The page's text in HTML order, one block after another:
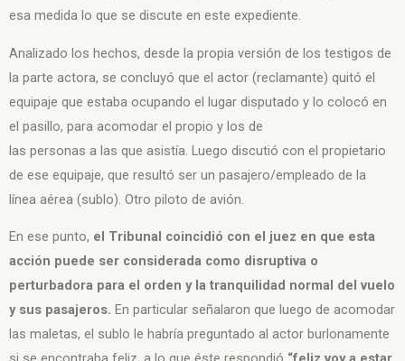
esa medida lo que se discute en este expediente.
Analizado los hechos, desde la propia versión de los testigos de
la parte actora, se concluyó que el actor (reclamante) quitó el
equipaje que estaba ocupando el lugar disputado y lo colocó en
el pasillo, para acomodar el propio y los de
las personas a las que asistía. Luego discutió con el propietario
de ese equipaje, que resultó ser un pasajero/empleado de la
línea aérea (sublo). Otro piloto de avión.
En ese punto, el Tribunal coincidió con el juez en que esta
acción puede ser considerada como disruptiva o
perturbadora para el orden y la tranquilidad normal del vuelo
y sus pasajeros. En particular señalaron que luego de acomodar
las maletas, el sublo le habría preguntado al actor burlonamente